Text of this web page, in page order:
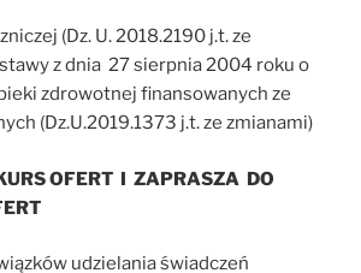
(Dz. U. 2018.2190 j.t. ze
z dnia 27 sierpnia 2004 roku o
zdrowotnej finansowanych ze
(Dz.U.2019.1373 j.t. ze zmianami)
OFERT I ZAPRASZA DO
udzielania świadczeń